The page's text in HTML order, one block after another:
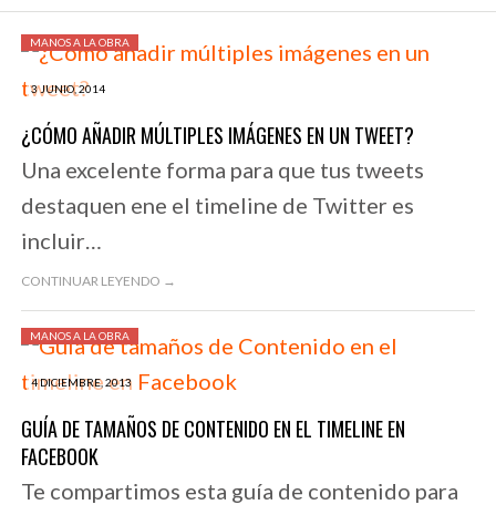
3 JUNIO, 2014
MANOS A LA OBRA
¿CÓMO AÑADIR MÚLTIPLES IMÁGENES EN UN TWEET?
Una excelente forma para que tus tweets
destaquen ene el timeline de Twitter es
incluir…
CONTINUAR LEYENDO →
4 DICIEMBRE, 2013
MANOS A LA OBRA
GUÍA DE TAMAÑOS DE CONTENIDO EN EL TIMELINE EN
FACEBOOK
Te compartimos esta guía de contenido para